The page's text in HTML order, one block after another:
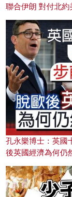
聯合伊朗 對付北約
孔永樂博士：英國
後英國經濟為何仍